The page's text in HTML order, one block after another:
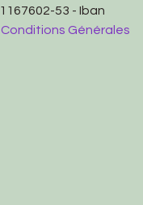
53 - Iban
Conditions Générales